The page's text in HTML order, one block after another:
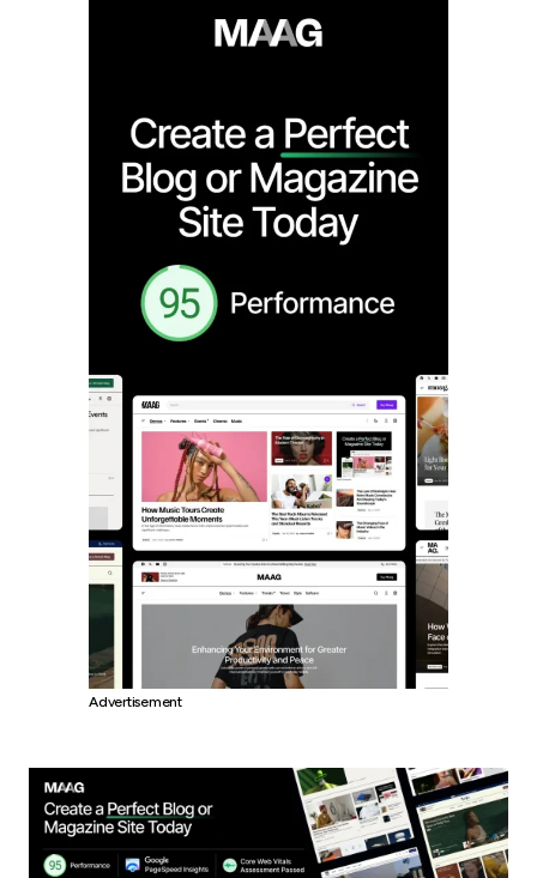
Advertisement